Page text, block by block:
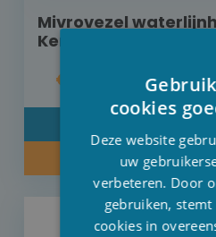
Mivrovezel
Kerlis Xpro
€ 6,00
DETAIL
KOOP
cookies
Deze website
uw
verbeteren. Door
gebruiken,
cookies in